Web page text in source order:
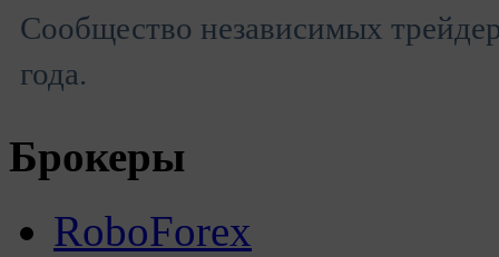
Сообщество независимых
года.
Брокеры
RoboForex